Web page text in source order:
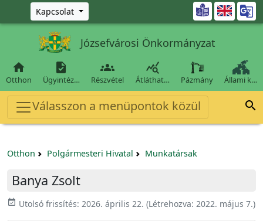
Ugrás a fő tartalomra
Kapcsolat 
Józsefvárosi Önkormányzat

Otthon

Ügyintéz…

Részvétel

Átláthat… Pázmány Állami k…
Válasszon a menüpontok közül 
Otthon Polgármesteri Hivatal Munkatársak
Banya Zsolt
event_available Utolsó frissítés: 2026. április 22. (Létrehozva: 2022. május 7.)